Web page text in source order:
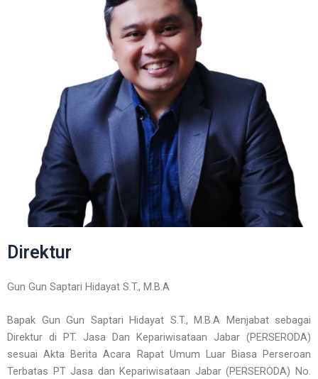
Direktur
Gun Gun Saptari Hidayat S.T., M.B.A
Bapak Gun Gun Saptari Hidayat S.T., M.B.A Menjabat sebagai
Direktur di PT. Jasa Dan Kepariwisataan Jabar (PERSERODA)
sesuai Akta Berita Acara Rapat Umum Luar Biasa Perseroan
Terbatas PT Jasa dan Kepariwisataan Jabar (PERSERODA) No.